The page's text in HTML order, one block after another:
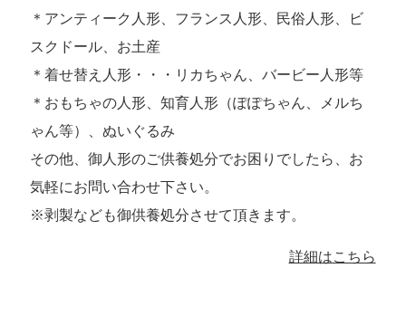
＊アンティーク人形、フランス人形、民俗人形、ビ
スクドール、お土産
＊着せ替え人形・・・リカちゃん、バービー人形等
＊おもちゃの人形、知育人形（ぽぽちゃん、メルち
ゃん等）、ぬいぐるみ
その他、御人形のご供養処分でお困りでしたら、お
気軽にお問い合わせ下さい。
※剥製なども御供養処分させて頂きます。
詳細はこちら